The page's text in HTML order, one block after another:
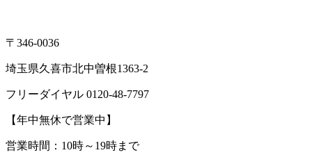
〒346-0036
埼玉県久喜市北中曽根1363-2
フリーダイヤル 0120-48-7797
【年中無休で営業中】
営業時間：10時～19時まで